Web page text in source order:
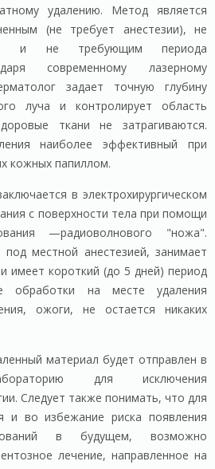
удалению. Метод является
(не требует анестезии), не
и не требующим периода
современному лазерному
задает точную глубину
луча и контролирует область
ткани не затрагиваются.
наиболее эффективный при
кожных папиллом.
в электрохирургическом
с поверхности тела при помощи
—радиоволнового "ножа".
под местной анестезией, занимает
имеет короткий (до 5 дней) период
обработки на месте удаления
ожоги, не остается никаких
материал будет отправлен в
для исключения
Следует также понимать, что для
и во избежание риска появления
в будущем, возможно
лечение, направленное на